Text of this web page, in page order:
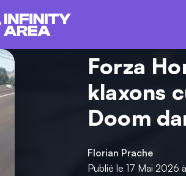
Forza
klaxons
Doom
Florian Prache
Publié le 17 Mai 2026